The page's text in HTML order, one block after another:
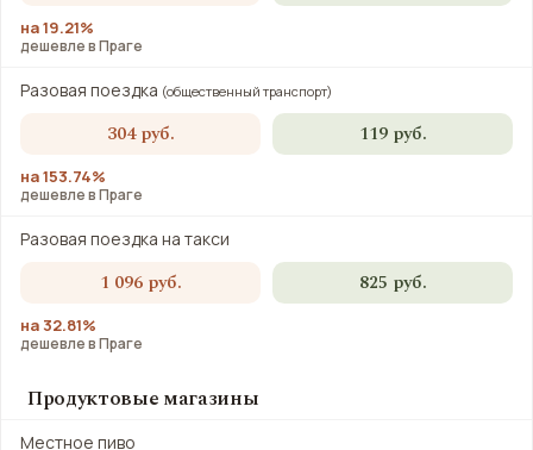
на 19.21%
дешевле в Праге
Разовая поездка (общественный транспорт)
304 руб. 119 руб.
на 153.74%
дешевле в Праге
Разовая поездка на такси
1 096 руб. 825 руб.
на 32.81%
дешевле в Праге
Продуктовые магазины
Местное пиво